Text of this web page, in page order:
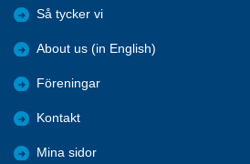
Så tycker vi
About us (in English)
Föreningar
Kontakt
Mina sidor